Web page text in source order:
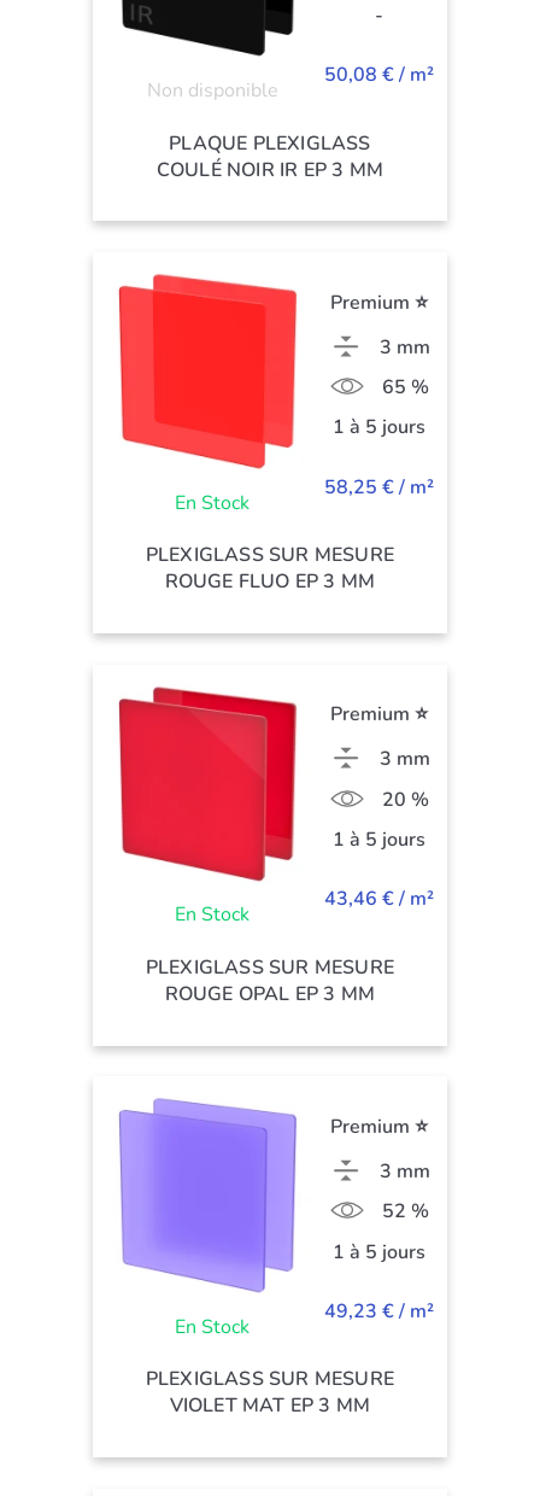
Non disponible
-
50,08 € / m²
PLAQUE PLEXIGLASS
COULÉ NOIR IR EP 3 MM
En Stock
Premium ⭐
3 mm
65 %
1 à 5 jours
58,25 € / m²
PLEXIGLASS SUR MESURE
ROUGE FLUO EP 3 MM
En Stock
Premium ⭐
3 mm
20 %
1 à 5 jours
43,46 € / m²
PLEXIGLASS SUR MESURE
ROUGE OPAL EP 3 MM
En Stock
Premium ⭐
3 mm
52 %
1 à 5 jours
49,23 € / m²
PLEXIGLASS SUR MESURE
VIOLET MAT EP 3 MM